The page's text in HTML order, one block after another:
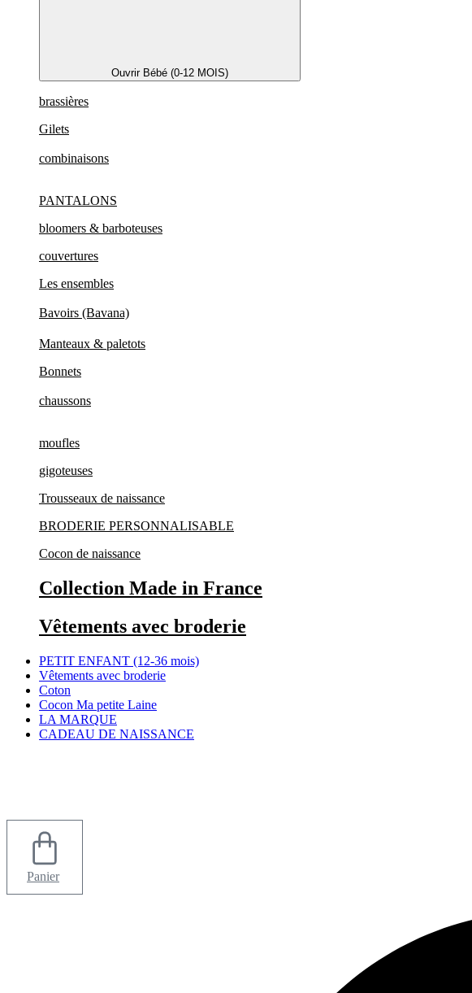
Ouvrir Bébé (0-12 MOIS)
brassières
Gilets
combinaisons
PANTALONS
bloomers & barboteuses
couvertures
Les ensembles
Bavoirs (Bavana)
Manteaux & paletots
Bonnets
chaussons
moufles
gigoteuses
Trousseaux de naissance
BRODERIE PERSONNALISABLE
Cocon de naissance
Collection Made in France
Vêtements avec broderie
PETIT ENFANT (12-36 mois)
Vêtements avec broderie
Coton
Cocon Ma petite Laine
LA MARQUE
CADEAU DE NAISSANCE
Panier